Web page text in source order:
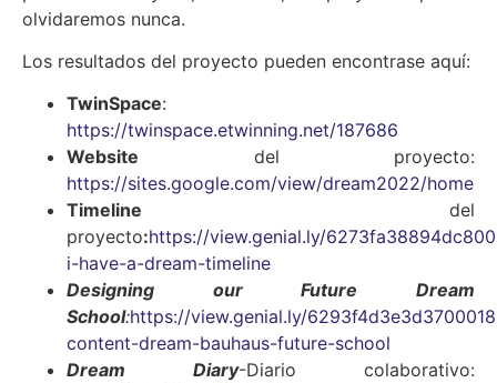
olvidaremos nunca.
Los resultados del proyecto pueden encontrase aquí:
TwinSpace:
https://twinspace.etwinning.net/187686
Website del proyecto:
https://sites.google.com/view/dream2022/home
Timeline del
proyecto:https://view.genial.ly/
i-have-a-dream-timeline
Designing our Future Dream
School:https://view.genial.ly/
content-dream-bauhaus-future-school
Dream Diary-Diario colaborativo: